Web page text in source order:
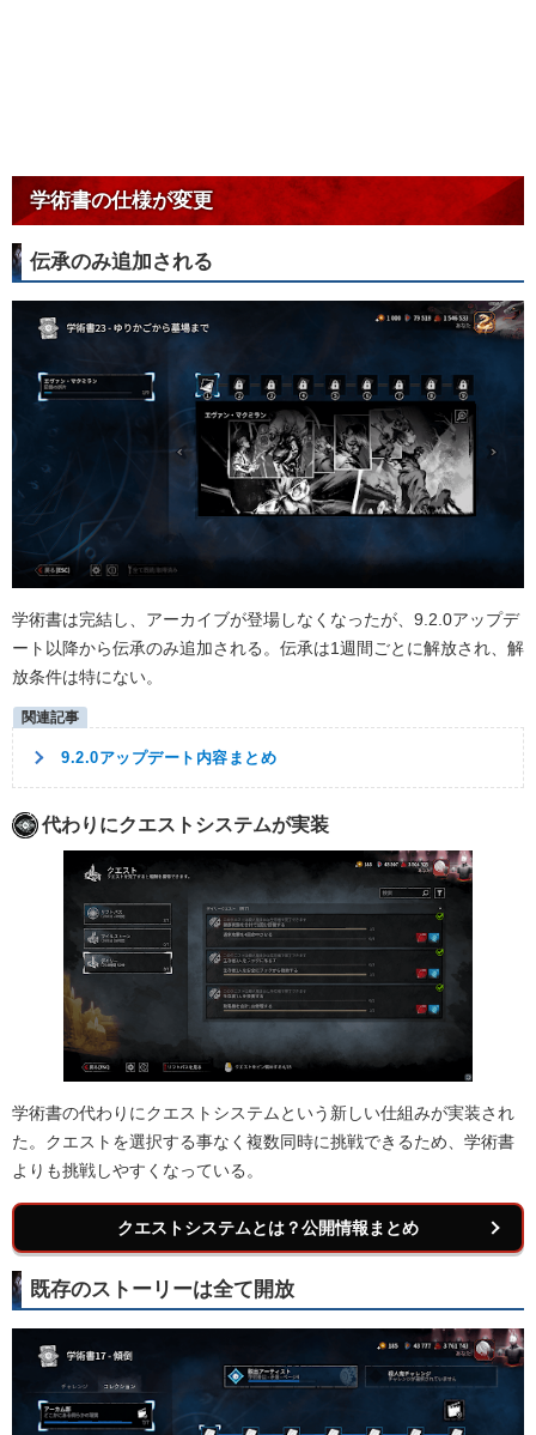
学術書の仕様が変更
伝承のみ追加される
学術書は完結し、アーカイブが登場しなくなったが、9.2.0アップデ
ート以降から伝承のみ追加される。伝承は1週間ごとに解放され、解
放条件は特にない。
9.2.0アップデート内容まとめ
代わりにクエストシステムが実装
学術書の代わりにクエストシステムという新しい仕組みが実装され
た。クエストを選択する事なく複数同時に挑戦できるため、学術書
よりも挑戦しやすくなっている。
クエストシステムとは？公開情報まとめ
既存のストーリーは全て開放